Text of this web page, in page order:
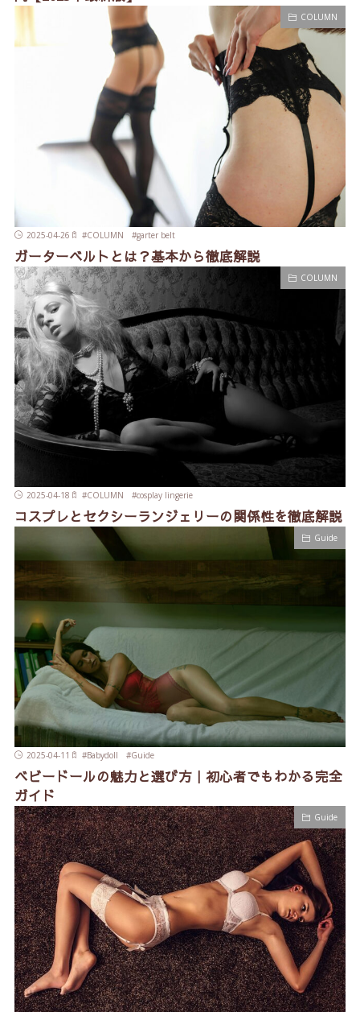
COLUMN
2025-04-26 #COLUMN #garter belt
ガーターベルトとは？基本から徹底解説
COLUMN
2025-04-18 #COLUMN #cosplay lingerie
コスプレとセクシーランジェリーの関係性を徹底解説
Guide
2025-04-11 #Babydoll #Guide
ベビードールの魅力と選び方｜初心者でもわかる完全
ガイド
Guide